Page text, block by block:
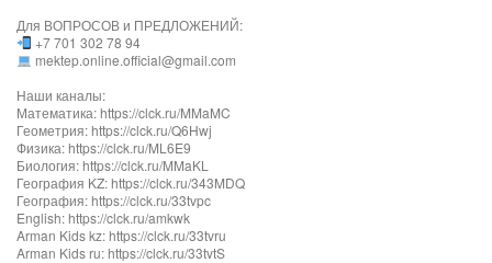
Для ВОПРОСОВ и ПРЕДЛОЖЕНИЙ:
+7 701 302 78 94
mektep.online.official@gmail.com
Наши каналы:
Математика: https://clck.ru/MMaMC
Геометрия: https://clck.ru/Q6Hwj
Физика: https://clck.ru/ML6E9
Биология: https://clck.ru/MMaKL​​​​​​
География KZ: https://clck.ru/343MDQ
География: https://clck.ru/33tvpc
English: https://clck.ru/amkwk
Arman Kids kz: https://clck.ru/33tvru
Arman Kids ru: https://clck.ru/33tvtS